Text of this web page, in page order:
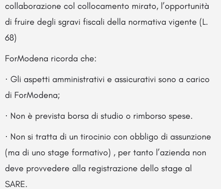
collaborazione col collocamento mirato, l’opportunità
di fruire degli sgravi fiscali della normativa vigente (L.
68)
ForModena ricorda che:
· Gli aspetti amministrativi e assicurativi sono a carico
di ForModena;
· Non è prevista borsa di studio o rimborso spese.
· Non si tratta di un tirocinio con obbligo di assunzione
(ma di uno stage formativo) , per tanto l’azienda non
deve provvedere alla registrazione dello stage al
SARE.